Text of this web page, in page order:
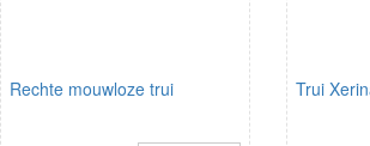
Rechte mouwloze trui Trui